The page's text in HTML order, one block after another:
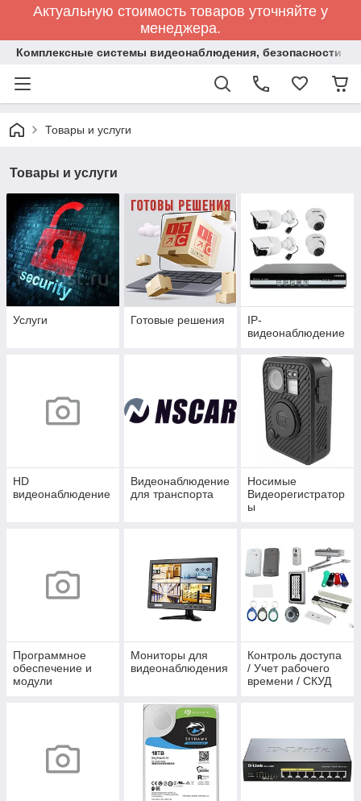
Актуальную стоимость товаров уточняйте у
менеджера.
Комплексные системы видеонаблюдения, безопасности и
Товары и услуги
Товары и услуги
Услуги Готовые решения
IP-
видеонаблюдение
HD
видеонаблюдение
Видеонаблюдение
для транспорта
Носимые
Видеорегистратор
ы
Программное
обеспечение и
модули
Мониторы для
видеонаблюдения
Контроль доступа
/ Учет рабочего
времени / СКУД